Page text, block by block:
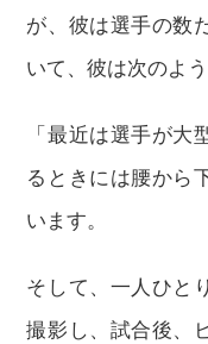
が、彼は選手の数
いて、彼は次のよ
「最近は選手が大
るときには腰から
います。
そして、一人ひと
撮影し、試合後、